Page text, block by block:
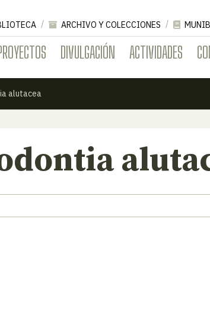
DIVULGACIÓN ACTIVIDADES
ARCHIVO Y COLECCIONES
alutacea